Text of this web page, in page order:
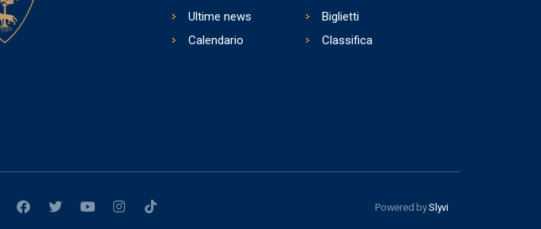
Ultime news
Biglietti
Calendario
Classifica
Powered bySlyvi